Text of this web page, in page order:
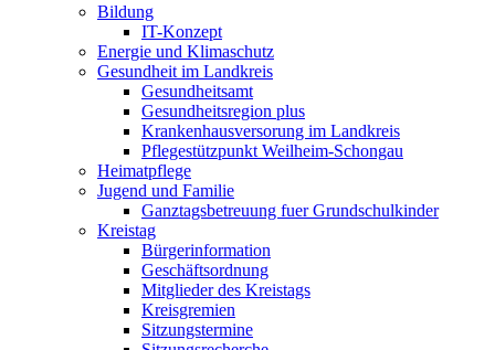
Bildung
IT-Konzept
Energie und Klimaschutz
Gesundheit im Landkreis
Gesundheitsamt
Gesundheitsregion plus
Krankenhausversorung im Landkreis
Pflegestützpunkt Weilheim-Schongau
Heimatpflege
Jugend und Familie
Ganztagsbetreuung fuer Grundschulkinder
Kreistag
Bürgerinformation
Geschäftsordnung
Mitglieder des Kreistags
Kreisgremien
Sitzungstermine